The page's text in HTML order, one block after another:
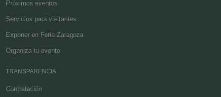
Próximos eventos
Servicios para visitantes
Exponer en Feria Zaragoza
Organiza tu evento
TRANSPARENCIA
Contratación